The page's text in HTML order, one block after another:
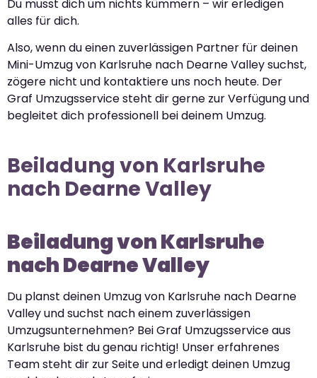
Du musst dich um nichts kümmern – wir erledigen
alles für dich.
Also, wenn du einen zuverlässigen Partner für deinen
Mini-Umzug von Karlsruhe nach Dearne Valley suchst,
zögere nicht und kontaktiere uns noch heute. Der
Graf Umzugsservice steht dir gerne zur Verfügung und
begleitet dich professionell bei deinem Umzug.
Beiladung von Karlsruhe
nach Dearne Valley
Beiladung von Karlsruhe
nach Dearne Valley
Du planst deinen Umzug von Karlsruhe nach Dearne
Valley und suchst nach einem zuverlässigen
Umzugsunternehmen? Bei Graf Umzugsservice aus
Karlsruhe bist du genau richtig! Unser erfahrenes
Team steht dir zur Seite und erledigt deinen Umzug